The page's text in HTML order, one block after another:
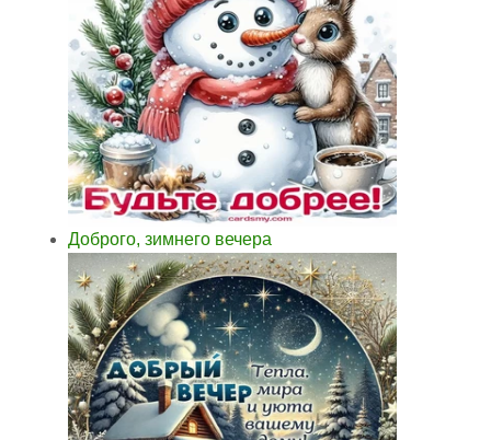
Доброго, зимнего вечера